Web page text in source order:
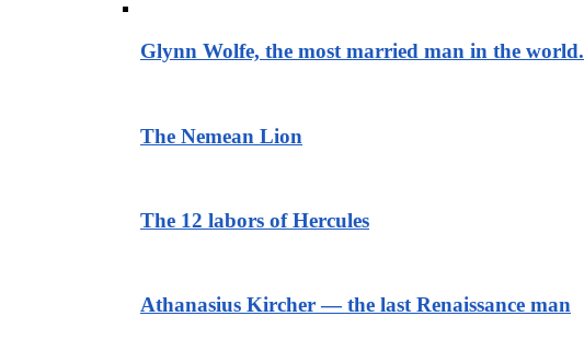
Glynn Wolfe, the most married man in the world.
The Nemean Lion
The 12 labors of Hercules
Athanasius Kircher — the last Renaissance man